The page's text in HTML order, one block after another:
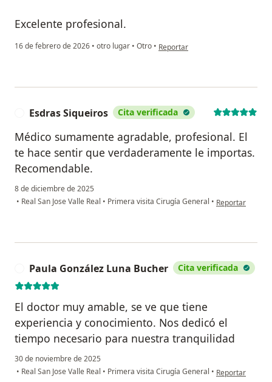
Excelente profesional.
16 de febrero de 2026 • otro lugar • Otro • en opinión del usuario Raúl Ruíz
Reportar
Esdras Siqueiros Cita verificada
Médico sumamente agradable, profesional. El
te hace sentir que verdaderamente le importas.
Recomendable.
8 de diciembre de 2025
• Real San Jose Valle Real • Primera visita Cirugía General • en opinión del
Reportar
Paula González Luna Bucher Cita verificada
El doctor muy amable, se ve que tiene
experiencia y conocimiento. Nos dedicó el
tiempo necesario para nuestra tranquilidad
30 de noviembre de 2025
• Real San Jose Valle Real • Primera visita Cirugía General • en opinión del
Reportar